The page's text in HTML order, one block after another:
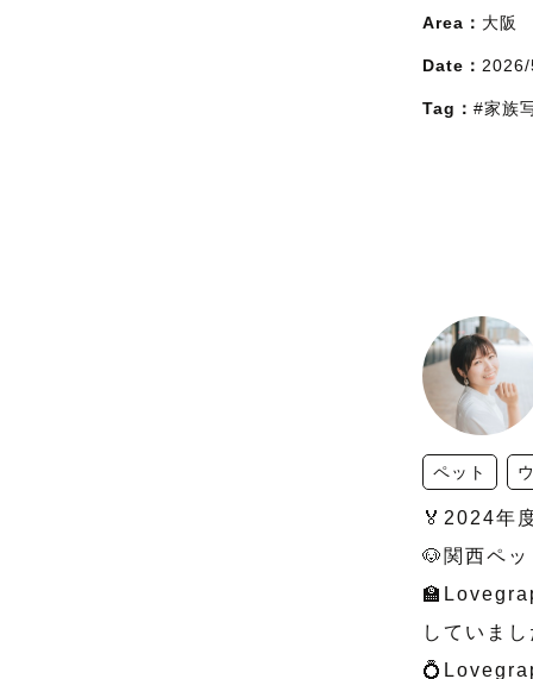
Area： 大阪
Date： 2026/
Tag： #家族
ペット
🏅2024年
🐶関西ペ
していま